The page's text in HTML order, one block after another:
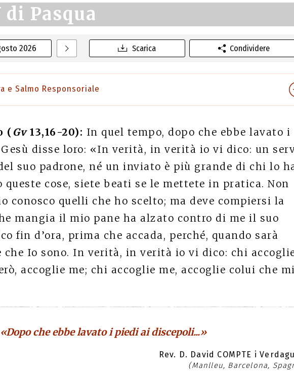
2026
Pasqua
Scarica Condividere
e Salmo Responsoriale
( Gv13,16-20): In quel tempo, dopo che ebbe lavato i
disse loro: «In verità, in verità io vi dico: un
suo padrone, né un inviato è più grande di chi lo
queste cose, siete beati se le mettete in pratica. Non
conosco quelli che ho scelto; ma deve compiersi la
mangia il mio pane ha alzato contro di me il suo
fin d’ora, prima che accada, perché, quando sarà
che Io sono. In verità, in verità io vi dico: chi
accoglie me; chi accoglie me, accoglie colui che mi
«Dopo che ebbe lavato i piedi ai discepoli...»
Rev. D. David COMPTE i
(Manlleu, Barcelona,